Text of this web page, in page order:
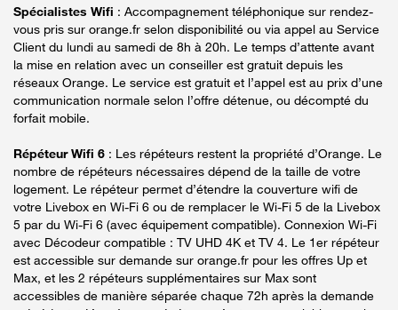
Spécialistes Wifi : Accompagnement téléphonique sur rendez-
vous pris sur orange.fr selon disponibilité ou via appel au Service
Client du lundi au samedi de 8h à 20h. Le temps d’attente avant
la mise en relation avec un conseiller est gratuit depuis les
réseaux Orange. Le service est gratuit et l’appel est au prix d’une
communication normale selon l’offre détenue, ou décompté du
forfait mobile.
Répéteur Wifi 6 : Les répéteurs restent la propriété d’Orange. Le
nombre de répéteurs nécessaires dépend de la taille de votre
logement. Le répéteur permet d’étendre la couverture wifi de
votre Livebox en Wi-Fi 6 ou de remplacer le Wi-Fi 5 de la Livebox
5 par du Wi-Fi 6 (avec équipement compatible). Connexion Wi-Fi
avec Décodeur compatible : TV UHD 4K et TV 4. Le 1er répéteur
est accessible sur demande sur orange.fr pour les offres Up et
Max, et les 2 répéteurs supplémentaires sur Max sont
accessibles de manière séparée chaque 72h après la demande